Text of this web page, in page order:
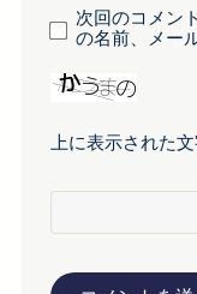
次回のコメン
の名前、メー
上に表示された